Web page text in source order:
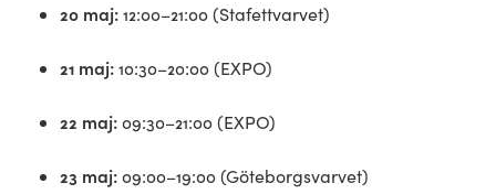
20 maj:12:00–21:00 (Stafettvarvet)
21 maj:10:30–20:00 (EXPO)
22 maj:09:30–21:00 (EXPO)
23 maj:09:00–19:00 (Göteborgsvarvet)